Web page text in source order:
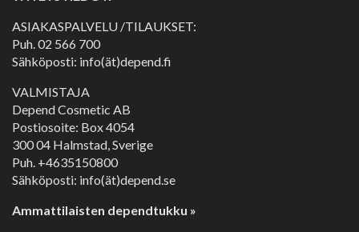
ASIAKASPALVELU /TILAUKSET:
Puh.02 566 700
Sähköposti: info(ät)depend.fi
VALMISTAJA
Depend Cosmetic AB
Postiosoite: Box 4054
300 04 Halmstad, Sverige
Puh. +4635150800
Sähköposti: info(ät)depend.se
Ammattilaisten dependtukku »